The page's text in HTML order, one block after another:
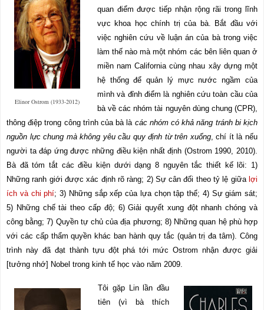
Elinor Ostrom (1933-2012)
quan điểm được tiếp nhận rộng rãi trong lĩnh
vực khoa học chính trị của bà. Bắt đầu với
việc nghiên cứu về luận án của bà trong việc
làm thế nào mà một nhóm các bên liên quan ở
miền nam California cùng nhau xây dựng một
hệ thống để quản lý mực nước ngầm của
mình và đỉnh điểm là nghiên cứu toàn cầu của
bà về các nhóm tài nguyên dùng chung (CPR),
thông điệp trong công trình của bà là các nhóm có khả năng tránh bi kịch
nguồn lực chung mà không yêu cầu quy định từ trên xuống, chí ít là nếu
người ta đáp ứng được những điều kiện nhất định (Ostrom 1990, 2010).
Bà đã tóm tắt các điều kiện dưới dạng 8 nguyên tắc thiết kế lõi: 1)
Những ranh giới được xác định rõ ràng; 2) Sự cân đối theo tỷ lệ giữa lợi
ích và chi phí; 3) Những sắp xếp của lựa chọn tập thể; 4) Sự giám sát;
5) Những chế tài theo cấp độ; 6) Giải quyết xung đột nhanh chóng và
công bằng; 7) Quyền tự chủ của địa phương; 8) Những quan hệ phù hợp
với các cấp thẩm quyền khác ban hành quy tắc (quản trị đa tâm). Công
trình này đã đạt thành tựu đột phá tới mức Ostrom nhận được giải
[tưởng nhớ] Nobel trong kinh tế học vào năm 2009.
Tôi gặp Lin lần đầu
tiên (vì bà thích